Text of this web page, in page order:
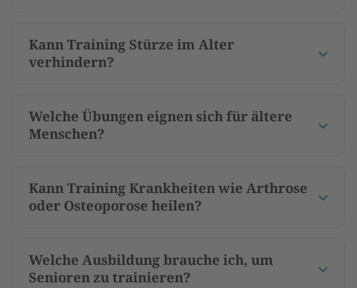
Kann Training Stürze im Alter
verhindern?
Welche Übungen eignen sich für ältere
Menschen?
Kann Training Krankheiten wie Arthrose
oder Osteoporose heilen?
Welche Ausbildung brauche ich, um
Senioren zu trainieren?